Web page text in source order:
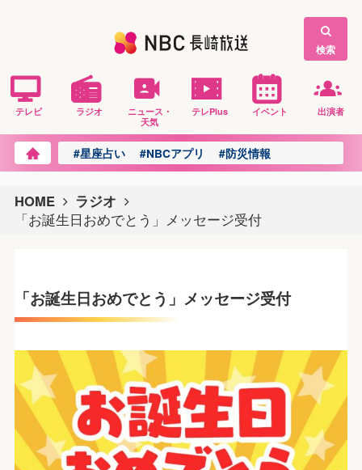
検索
テレビ ラジオ
ニュース・
天気
テレPlus イベント 出演者
#星座占い #NBCアプリ #防災情報
HOME
ラジオ
「お誕生日おめでとう」メッセージ受付
「お誕生日おめでとう」メッセージ受付